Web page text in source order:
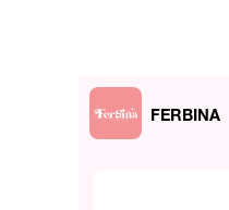
FERBINA